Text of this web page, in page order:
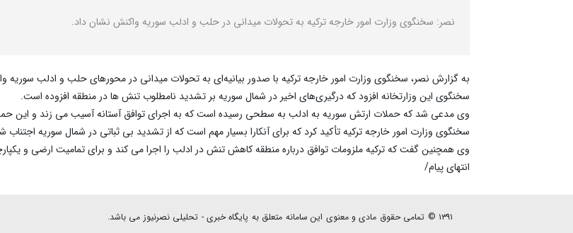
نصر: سخنگوی وزارت امور خارجه ترکیه به تحولات میدانی در حلب و ادلب سوریه واکنش نشان داد.
به گزارش نصر، سخنگوی وزارت امور خارجه ترکیه با صدور بیانیه‌ای به تحولات میدانی در محورهای حلب و ادلب سوریه
سخنگوی این وزارتخانه افزود که درگیری‌های اخیر در شمال سوریه بر تشدید نامطلوب تنش ها در منطقه افزوده است.
وی مدعی شد که حملات ارتش سوریه به ادلب به سطحی رسیده است که به اجرای توافق آستانه آسیب می زند و این
سخنگوی وزارت امور خارجه ترکیه تأکید کرد که برای آنکارا بسیار مهم است که از تشدید بی ثباتی در شمال سوریه
وی همچنین گفت که ترکیه ملزومات توافق درباره منطقه کاهش تنش در ادلب را اجرا می کند و برای تمامیت ارضی و
انتهای پیام/
۱۳۹۱ © تمامی حقوق مادی و معنوی این سامانه متعلق به پایگاه خبری - تحلیلی نصرنیوز می باشد.